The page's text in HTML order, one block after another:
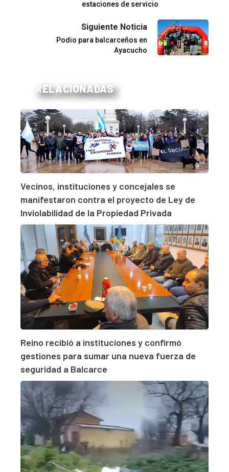
estaciones de servicio
Siguiente Noticia
Podio para balcarceños en
Ayacucho
RELACIONADAS
Vecinos, instituciones y concejales se
manifestaron contra el proyecto de Ley de
Inviolabilidad de la Propiedad Privada
Reino recibió a instituciones y confirmó
gestiones para sumar una nueva fuerza de
seguridad a Balcarce